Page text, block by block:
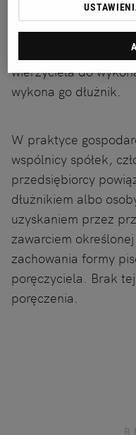
Poręczenie zostało
Kodeksu cywilnego.
tym, że poręczyciel
wierzyciela do
wykona go dłużnik.
W praktyce
wspólnicy spółek,
przedsiębiorcy
dłużnikiem albo
uzyskaniem przez
zawarciem
zachowania formy
poręczyciela. Brak
poręczenia.